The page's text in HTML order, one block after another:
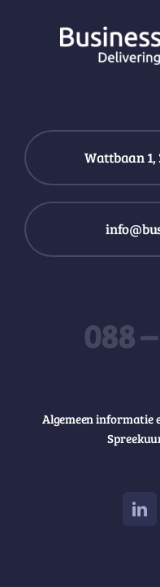
Wattbaan 1,
088
Algemeen informatie